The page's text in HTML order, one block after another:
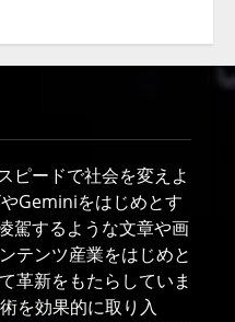
ピードで社会を変えよ
Geminiをはじめとす
駕するような文章や画
テンツ産業をはじめと
革新をもたらしていま
を効果的に取り入